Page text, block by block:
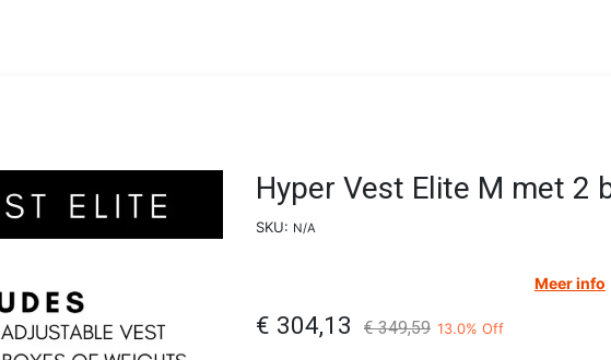
Hyper Vest Elite M met 2
SKU: N/A
Meer info
€ 304,13 €349,59 13.0% Off